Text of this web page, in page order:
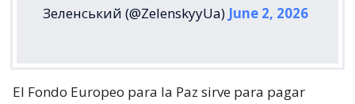
Зеленський (@ZelenskyyUa) June 2, 2026
El Fondo Europeo para la Paz sirve para pagar